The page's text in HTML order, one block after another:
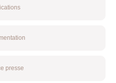
presse